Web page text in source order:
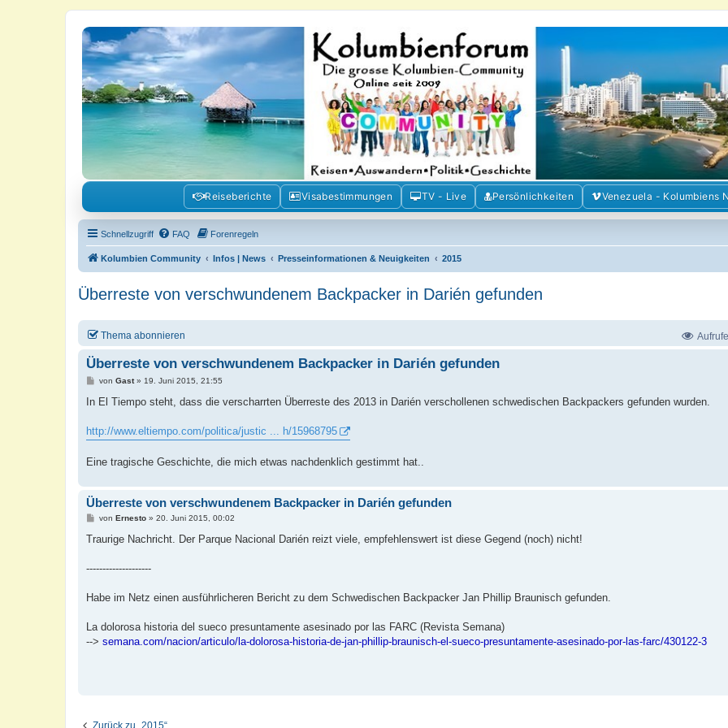
Kolumbienforum - Das grosse Forum der Freunde Kolumbiens
Reisen, Auswandern, Kultur, Politik, Geschichte und Visum in Kolumbien und Venezuela. Austausch, Erfahrungen und Gemeinschaft im Kolumbienforum
Reiseberichte Visabestimmungen TV - Live Persönlichkeiten Venezuela - Kolumbiens
Schnellzugriff FAQ Forenregeln
Kolumbien Community Infos | News Presseinformationen & Neuigkeiten 2015
Überreste von verschwundenem Backpacker in Darién gefunden
Thema abonnieren
Überreste von verschwundenem Backpacker in Darién gefunden
B
a
g
von Gast» 19. Juni 2015, 21:55
In El Tiempo steht, dass die verscharrten Überreste des 2013 in Darién verschollenen schwedischen Backpackers gefunden wurden.
http://www.eltiempo.com/politica/justic ... h/15968795
Eine tragische Geschichte, die mich etwas nachdenklich gestimmt hat..
Überreste von verschwundenem Backpacker in Darién gefunden
B
i
von Ernesto» 20. Juni 2015, 00:02
Traurige Nachricht. Der Parque Nacional Darién reizt viele, empfehlenswert ist diese Gegend (noch) nicht!
--------------------
Habe im Netz einen ausführlicheren Bericht zu dem Schwedischen Backpacker Jan Phillip Braunisch gefunden.
La dolorosa historia del sueco presuntamente asesinado por las FARC (Revista Semana)
--> semana.com/nacion/articulo/la-dolorosa-historia-de-jan-phillip-braunisch-el-sueco-presuntamente-asesinado-por-las-farc/430122-3
Zurück zu „2015“